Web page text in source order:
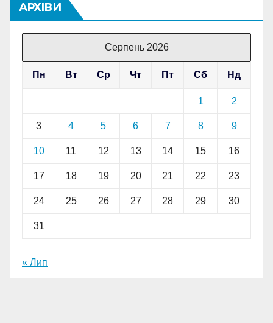
АРХІВИ
Серпень 2026
Пн Вт Ср Чт Пт Сб Нд
1 2
3 4 5 6 7 8 9
10 11 12 13 14 15 16
17 18 19 20 21 22 23
24 25 26 27 28 29 30
31
« Лип